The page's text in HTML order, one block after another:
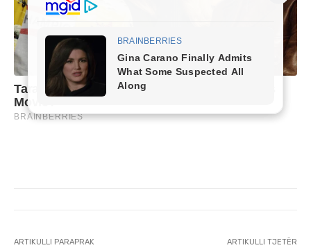
ARTIKULLI PARAPRAK ARTIKULLI TJETËR